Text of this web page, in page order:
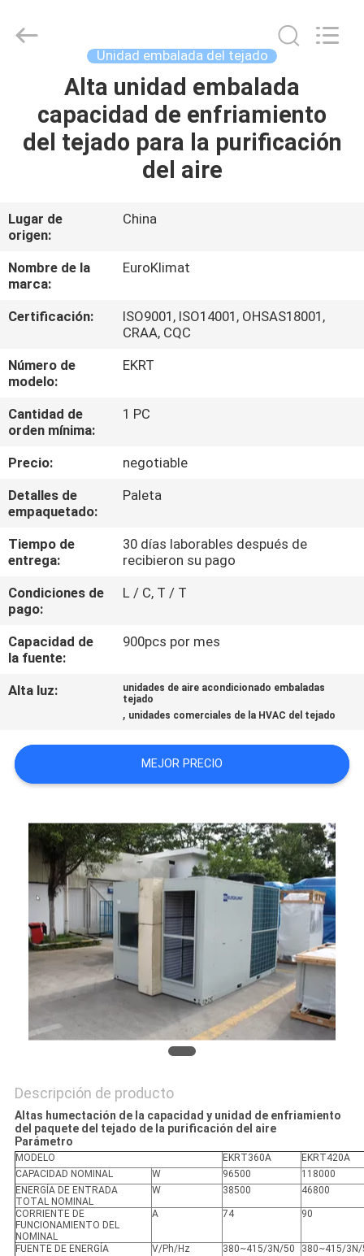
HOGAR
PRODUCTOS
NOSOTROS
VIAJE
DE
LA
FÁBRICA
CONTROL
DE
CALIDAD
ÉNTRENOS
EN
CONTACTO
CON
PIDA
CITA
COMPANY
NEWS
MAPA
DEL
SITIO
PRIVACY
POLICY
Proveedor.
Copyright
Refrigeration
Unidad embalada del tejado
Alta unidad embalada
capacidad de enfriamiento
del tejado para la purificación
del aire
Lugar de
origen:
China
Nombre de la
marca:
EuroKlimat
Certificación:
ISO9001, ISO14001, OHSAS18001,
CRAA, CQC
Número de
modelo:
EKRT
Cantidad de
orden mínima:
1 PC
Precio:
negotiable
Detalles de
empaquetado:
Paleta
Tiempo de
entrega:
30 días laborables después de
recibieron su pago
Condiciones de
pago:
L / C, T / T
Capacidad de
la fuente:
900pcs por mes
Alta luz:
unidades de aire acondicionado embaladas
tejado
, unidades comerciales de la HVAC del tejado
MEJOR PRECIO
Descripción de producto
Altas humectación de la capacidad y unidad de enfriamiento
del paquete del tejado de la purificación del aire
Parámetro
MODELO EKRT360A
EKRT420A
CAPACIDAD NOMINAL
W 96500
118000
ENERGÍA DE ENTRADA
TOTAL NOMINAL
W 38500 46800
CORRIENTE DE
FUNCIONAMIENTO DEL
NOMINAL
A 74 90
FUENTE DE ENERGÍA V/Ph/Hz 380~415/3N/50
380~415/3N/